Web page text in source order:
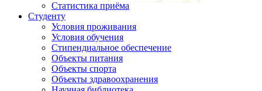
Статистика приёма
Студенту
Условия проживания
Условия обучения
Стипендиальное обеспечение
Объекты питания
Объекты спорта
Объекты здравоохранения